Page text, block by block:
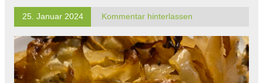
25. Januar 2024 Kommentar hinterlassen